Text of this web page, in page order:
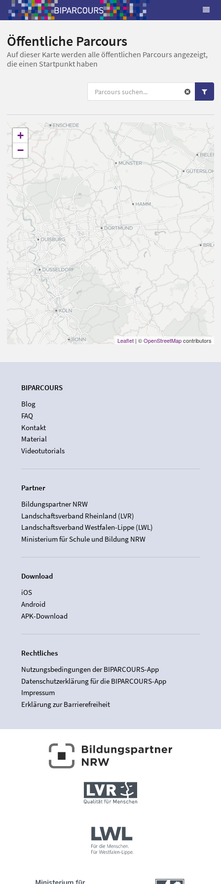
Öffentliche Parcours
Auf dieser Karte werden alle öffentlichen Parcours angezeigt,
die einen Startpunkt haben
+
−
Leaflet | ©OpenStreetMapcontributors
BIPARCOURS
Blog
FAQ
Kontakt
Material
Videotutorials
Partner
Bildungspartner NRW
Landschaftsverband Rheinland (LVR)
Landschaftsverband Westfalen-Lippe (LWL)
Ministerium für Schule und Bildung NRW
Download
iOS
Android
APK-Download
Rechtliches
Nutzungsbedingungen der BIPARCOURS-App
Datenschutzerklärung für die BIPARCOURS-App
Impressum
Erklärung zur Barrierefreiheit